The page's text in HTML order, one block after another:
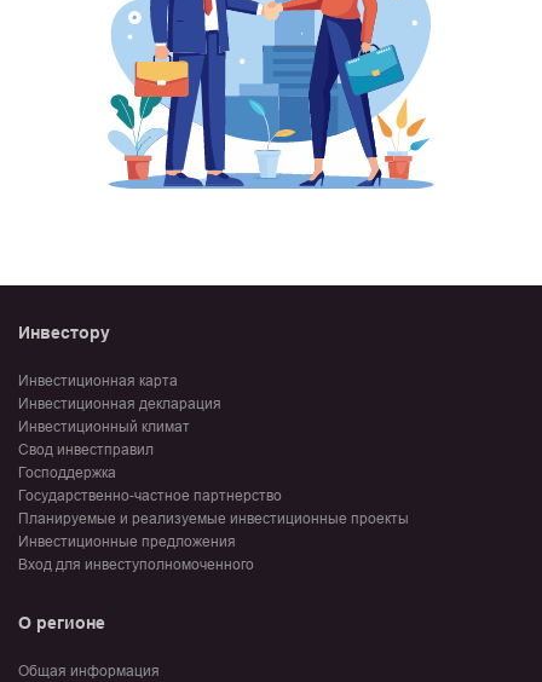
Инвестору
Инвестиционная карта
Инвестиционная декларация
Инвестиционный климат
Свод инвестправил
Господдержка
Государственно-частное партнерство
Планируемые и реализуемые инвестиционные проекты
Инвестиционные предложения
Вход для инвеступолномоченного
О регионе
Общая информация